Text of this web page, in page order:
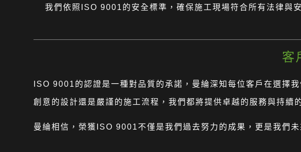
我們依照ISO 9001的安全標準，確保施工現場符合所有法律與
客
ISO 9001的認證是一種對品質的承諾，曼綸深知每位客戶在選擇
創意的設計還是嚴謹的施工流程，我們都將提供卓越的服務與持續
曼綸相信，榮獲ISO 9001不僅是我們過去努力的成果，更是我們